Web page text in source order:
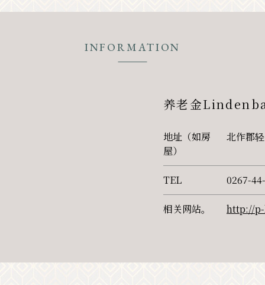
INFORMATION
养老金
地址（如房
屋）
北作郡
TEL 0267-
相关网站。 http://